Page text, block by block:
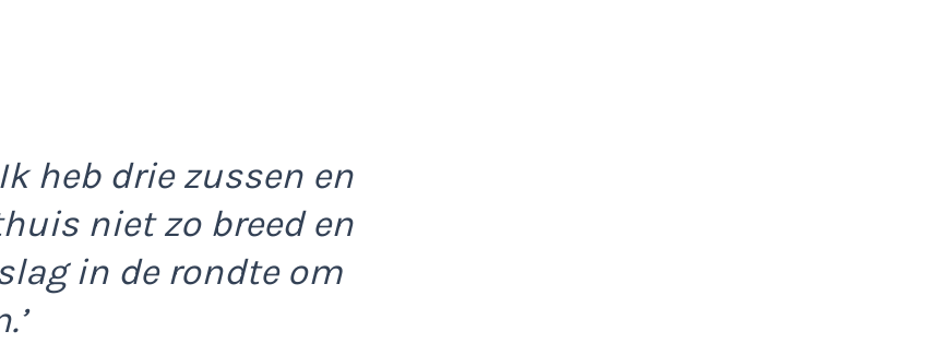
heb drie zussen en
niet zo breed en
in de rondte om